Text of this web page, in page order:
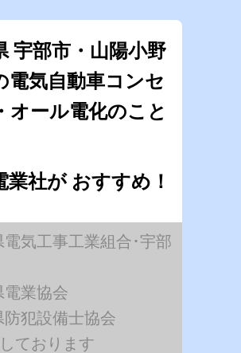
宇部市・山陽小野
電気自動車コンセ
オール電化のこと
業社が おすすめ！
電気工事工業組合･宇部
電業協会
防犯設備士協会
ております